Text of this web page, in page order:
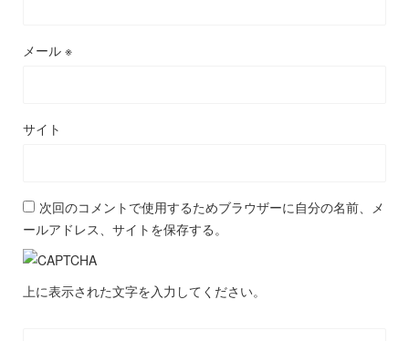
メール ※
サイト
次回のコメントで使用するためブラウザーに自分の名前、メ
ールアドレス、サイトを保存する。
上に表示された文字を入力してください。